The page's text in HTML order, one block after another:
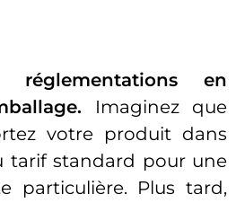
réglementations en
Imaginez que
votre produit dans
tarif standard pour une
particulière. Plus tard,